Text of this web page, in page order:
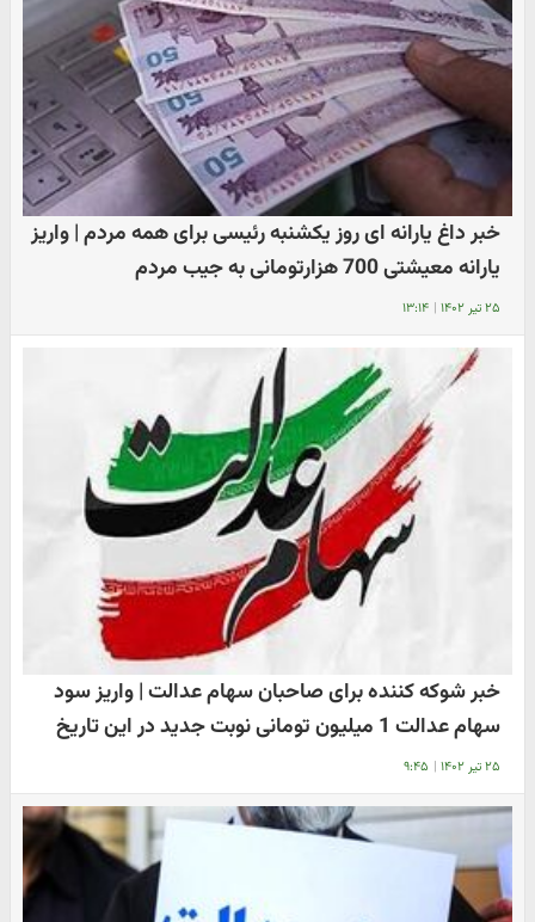
خبر داغ یارانه ای روز یکشنبه رئیسی برای همه مردم | واریز
یارانه معیشتی 700 هزارتومانی به جیب مردم
۲۵ تیر ۱۴۰۲ | ۱۳:۱۴
خبر شوکه کننده برای صاحبان سهام عدالت | واریز سود
سهام عدالت 1 میلیون تومانی نوبت جدید در این تاریخ
۲۵ تیر ۱۴۰۲ | ۹:۴۵